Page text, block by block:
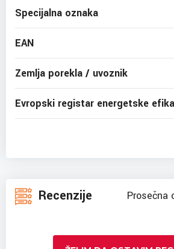
Specijalna oznaka
EAN
Zemlja porekla / uvoznik
Evropski registar energetske
Recenzije Prosečna